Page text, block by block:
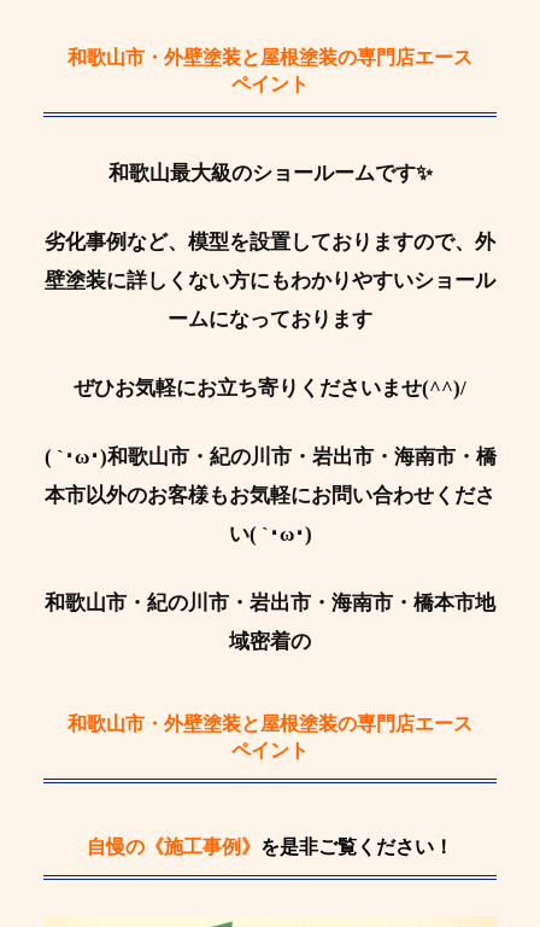
和歌山市・外壁塗装と屋根塗装の専門店エース
ペイント
和歌山最大級のショールームです✨
劣化事例など、模型を設置しておりますので、外
壁塗装に詳しくない方にもわかりやすいショール
ームになっております
ぜひお気軽にお立ち寄りくださいませ(^^)/
( `･ω･)和歌山市・紀の川市・岩出市・海南市・橋
本市以外のお客様もお気軽にお問い合わせくださ
い( `･ω･)
和歌山市・紀の川市・岩出市・海南市・橋本市地
域密着の
和歌山市・外壁塗装と屋根塗装の専門店エース
ペイント
自慢の《施工事例》 を是非ご覧ください！